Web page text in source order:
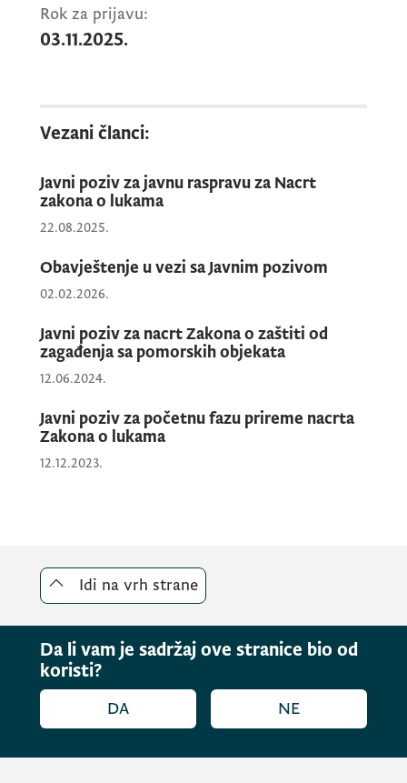
Rok za prijavu:
03.11.2025.
Vezani članci:
Javni poziv za javnu raspravu za Nacrt
zakona o lukama
22.08.2025.
Obavještenje u vezi sa Javnim pozivom
02.02.2026.
Javni poziv za nacrt Zakona o zaštiti od
zagađenja sa pomorskih objekata
12.06.2024.
Javni poziv za početnu fazu prireme nacrta
Zakona o lukama
12.12.2023.
Idi na vrh strane
Da li vam je sadržaj ove stranice bio od
koristi?
DA NE